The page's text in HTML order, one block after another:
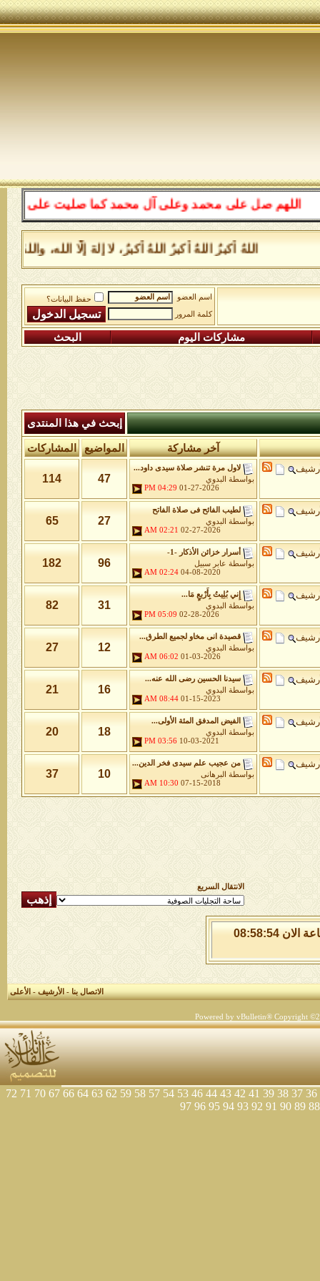
اللهم صل على محمد وعلى آل محمد كما صليت على إبراهيم
اللهُ أكبرُ اللهُ أكبرُ اللهُ أكبرُ، لا إلهَ إلَّا الله،
اسم العضو
حفظ البيانات؟
كلمة المرور
مشاركات اليوم البحث
إبحث في هذا المنتدى
آخر مشاركة المواضيع المشاركات
لاول مرة تنشر صلاة سيدى داود...
بواسطة
البدوي
01-27-2026
04:29 PM
47
114
لطيب الفائح فى صلاة الفاتح
بواسطة
البدوي
02-27-2026
02:21 AM
27
65
أسرار خزائن اﻷذكار -1-
بواسطة عابر سبيل
04-08-2020
02:24 AM
96
182
إِني بُلِيتُ بِأَرْبعٍ مَا...
بواسطة
البدوي
02-28-2026
05:09 PM
31
82
قصيدة انى مخاو لجميع الطرق...
بواسطة
البدوي
01-03-2026
06:02 AM
12
27
سيدنا الحسين رضى الله عنه...
بواسطة
البدوي
01-15-2023
08:44 AM
16
21
الفيض المدفق المئة الأولى...
بواسطة
البدوي
10-03-2021
03:56 PM
18
20
من عجيب علم سيدى فخر الدين...
بواسطة
البرهانى
07-15-2018
10:30 AM
10
37
الانتقال السريع
الخميس 6 من اغسطس 2026 , الساعة الان 08:58:54
الاتصال بنا-الأرشيف-الأعلى
Powered by vBulletin® Copyright
36
37
38
39
41
42
43
44
46
53
54
57
58
59
62
63
64
66
67
70
71
72
88
89
90
91
92
93
94
95
96
97